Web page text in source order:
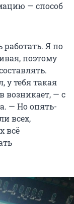
— способ
работать. Я по
поэтому
у тебя такая
возникает, — с
— Но опять-
всех,
всё